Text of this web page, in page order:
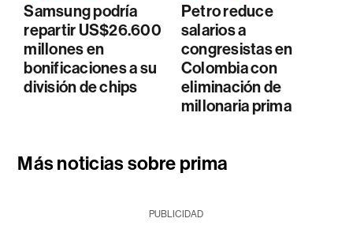
Samsung podría
repartir US$26.600
millones en
bonificaciones a su
división de chips
Petro reduce
salarios a
congresistas en
Colombia con
eliminación de
millonaria prima
Más noticias sobre prima
PUBLICIDAD